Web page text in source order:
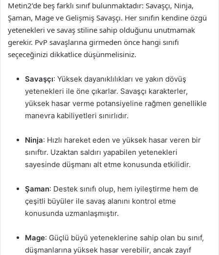
Metin2’de beş farklı sınıf bulunmaktadır: Savaşçı, Ninja,
Şaman, Mage ve Gelişmiş Savaşçı. Her sınıfın kendine özgü
yetenekleri ve savaş stiline sahip olduğunu unutmamak
gerekir. PvP savaşlarına girmeden önce hangi sınıfı
seçeceğinizi dikkatlice düşünmelisiniz.
Savaşçı: Yüksek dayanıklılıkları ve yakın dövüş
yetenekleri ile öne çıkarlar. Savaşçı karakterler,
yüksek hasar verme potansiyeline rağmen genellikle
manevra kabiliyetleri sınırlıdır.
Ninja: Hızlı hareket eden ve yüksek hasar veren bir
sınıftır. Uzaktan saldırı yapabilen yetenekleri
sayesinde düşmanı alt etme konusunda etkilidir.
Şaman: Destek sınıfı olup, hem iyileştirme hem de
çeşitli büyüler ile savaş alanını kontrol etme
konusunda uzmanlaşmıştır.
Mage: Güçlü büyü yeteneklerine sahip olan bu sınıf,
düşmanlarına yüksek hasar verebilir, ancak zayıf